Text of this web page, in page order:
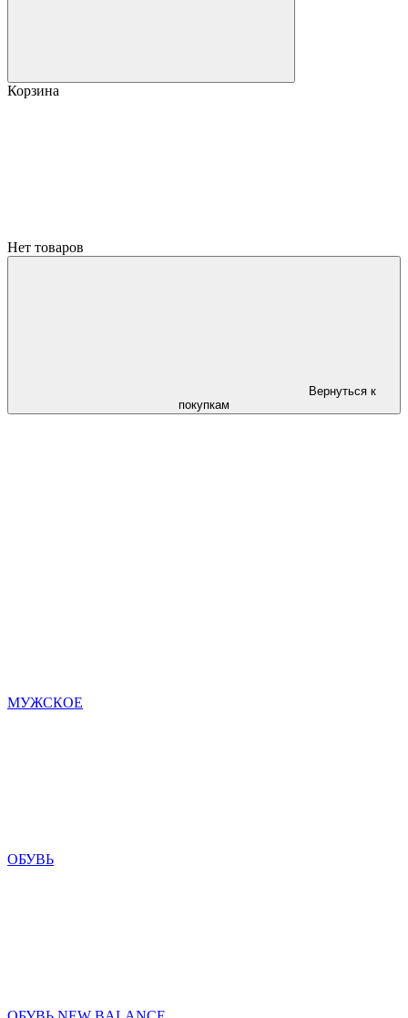
Корзина
Нет товаров
Вернуться к
покупкам
МУЖСКОЕ
ОБУВЬ